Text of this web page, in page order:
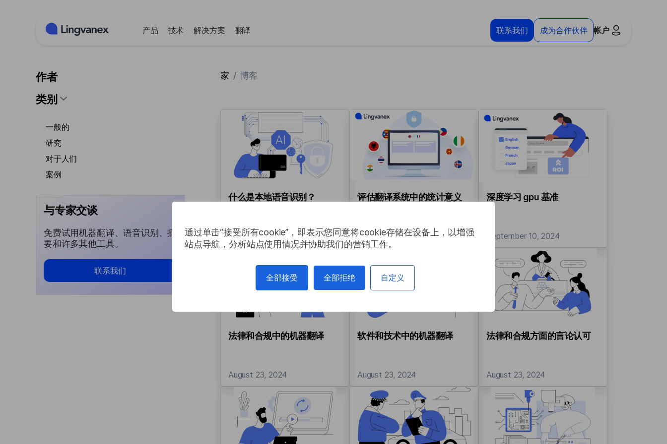
通过单击“接受所有cookie”，即表示您同意将cookie存储在设备上，以增强
站点导航，分析站点使用情况并协助我们的营销工作。
全部接受 全部拒绝 自定义
产品 技术 解决方案 翻译 联系我们 成为合作伙伴 帐户
作者
类别
一般的
研究
对于人们
案例
与专家交谈
免费试用机器翻译、语音识别、摘
要和许多其他工具。
联系我们
家 / 博客
什么是本地语音识别？
September 19, 2024
评估翻译系统中的统计意义
September 10, 2024
深度学习 gpu 基准
September 10, 2024
法律和合规中的机器翻译
August 23, 2024
软件和技术中的机器翻译
August 23, 2024
法律和合规方面的言论认可
August 23, 2024